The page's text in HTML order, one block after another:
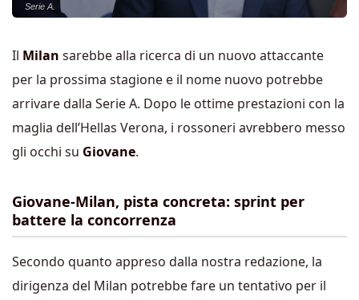
Serie A.
Il Milan sarebbe alla ricerca di un nuovo attaccante
per la prossima stagione e il nome nuovo potrebbe
arrivare dalla Serie A. Dopo le ottime prestazioni con la
maglia dell’Hellas Verona, i rossoneri avrebbero messo
gli occhi su Giovane.
Giovane-Milan, pista concreta: sprint per
battere la concorrenza
Secondo quanto appreso dalla nostra redazione, la
dirigenza del Milan potrebbe fare un tentativo per il